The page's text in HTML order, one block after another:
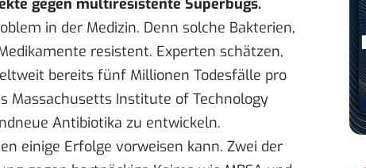
gegen multiresistente Superbugs.
in der Medizin. Denn solche Bakterien,
resistent. Experten schätzen,
bereits fünf Millionen Todesfälle pro
Massachusetts Institute of Technology
Antibiotika zu entwickeln.
einige Erfolge vorweisen kann. Zwei der